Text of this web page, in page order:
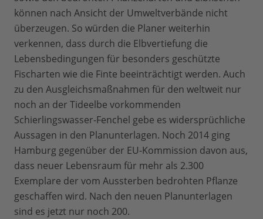
können nach Ansicht der Umweltverbände nicht
überzeugen. So würden die Planer weiterhin
verkennen, dass durch die Elbvertiefung die
Lebensbedingungen für besonders geschützte
Fischarten wie die Finte beeinträchtigt werden. Auch
zu den Ausgleichsmaßnahmen für den weltweit nur
noch an der Tideelbe vorkommenden
Schierlingswasser-Fenchel gebe es widersprüchliche
Aussagen in den Planunterlagen. Noch 2014 ging
Hamburg gegenüber der EU-Kommission davon aus,
dass neuer Lebensraum für mehr als 2.300
Exemplare der vom Aussterben bedrohten Pflanze
geschaffen wird. Nach den neuen Planunterlagen
sind es jetzt nur noch 200.